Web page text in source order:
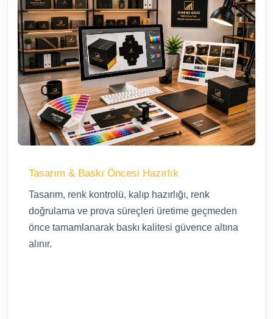
Tasarım & Baskı Öncesi Hazırlık
Tasarım, renk kontrolü, kalıp hazırlığı, renk
doğrulama ve prova süreçleri üretime geçmeden
önce tamamlanarak baskı kalitesi güvence altına
alınır.